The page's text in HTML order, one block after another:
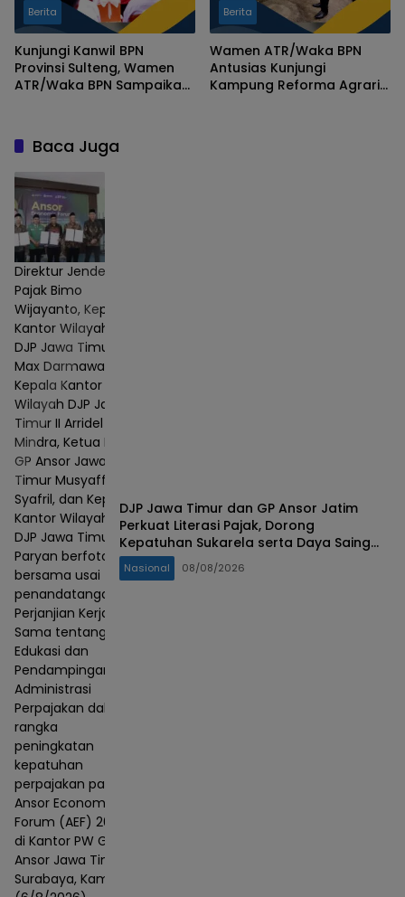
Berita
Kunjungi Kanwil BPN
Provinsi Sulteng, Wamen
ATR/Waka BPN Sampaikan
Berita
Wamen ATR/Waka BPN
Antusias Kunjungi
Kampung Reforma Agraria
Baca Juga
Direktur Jenderal
Pajak Bimo
Wijayanto, Kepala
Kantor Wilayah
DJP Jawa Timur I
Max Darmawan,
Kepala Kantor
Wilayah DJP Jawa
Timur II Arridel
Mindra, Ketua PW
GP Ansor Jawa
Timur Musyaffa'
Syafril, dan Kepala
Kantor Wilayah
DJP Jawa Timur III
Paryan berfoto
bersama usai
penandatanganan
Perjanjian Kerja
Sama tentang
Edukasi dan
Pendampingan
Administrasi
Perpajakan dalam
rangka
peningkatan
kepatuhan
perpajakan pada
Ansor Economic
Forum (AEF) 2026
di Kantor PW GP
Ansor Jawa Timur,
Surabaya, Kamis
DJP Jawa Timur dan GP Ansor Jatim
Perkuat Literasi Pajak, Dorong
Kepatuhan Sukarela serta Daya Saing
UMKM
Nasional 08/08/2026